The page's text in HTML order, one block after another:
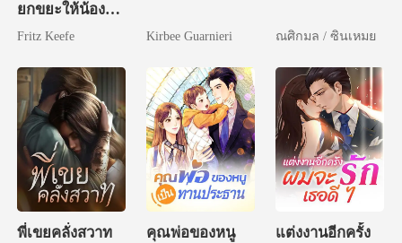
ยกขยะให้น้อง
สาว
Fritz Keefe Kirbee Guarnieri ณศิกมล / ซินเหมย
พี่เขยคลั่งสวาท
คุณพ่อของหนู
แต่งงานอีกครั้ง